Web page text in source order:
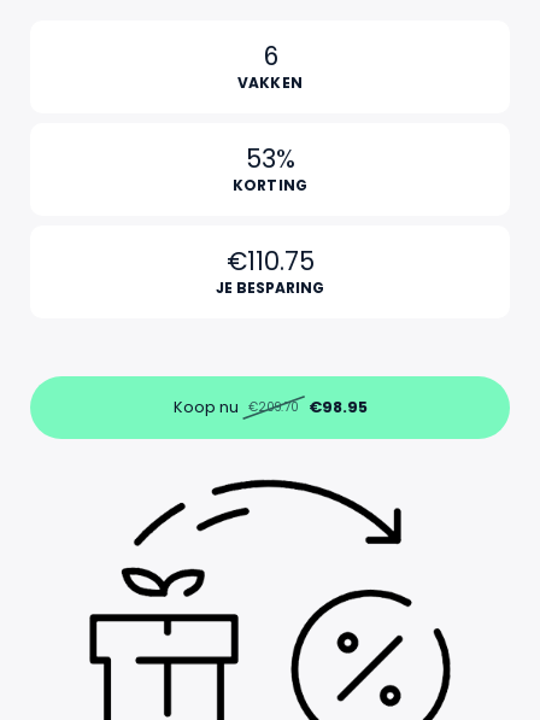
6
VAKKEN
53%
KORTING
€110.75
JE BESPARING
Koop nu €209.70 €98.95